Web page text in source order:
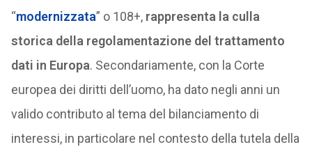
“modernizzata” o 108+, rappresenta la culla
storica della regolamentazione del trattamento
dati in Europa. Secondariamente, con la Corte
europea dei diritti dell’uomo, ha dato negli anni un
valido contributo al tema del bilanciamento di
interessi, in particolare nel contesto della tutela della